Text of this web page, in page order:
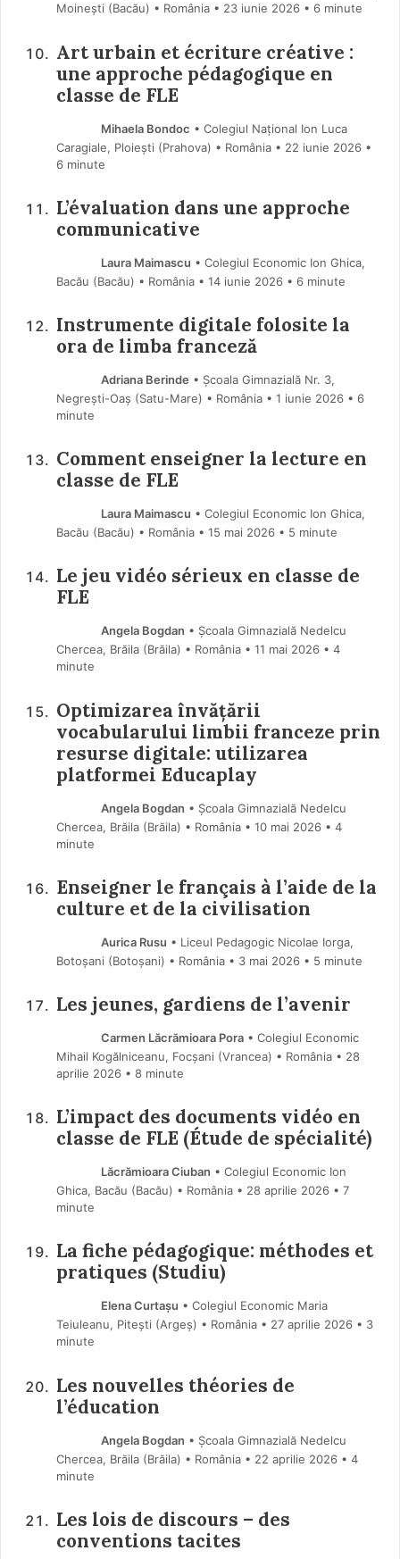
Moinești (Bacău) • România
23 iunie 2026 • 6 minute
Art urbain et écriture créative :
une approche pédagogique en
classe de FLE
Mihaela Bondoc • Colegiul Național Ion Luca
Caragiale, Ploiești (Prahova) • România
22 iunie 2026 •
6 minute
L’évaluation dans une approche
communicative
Laura Maimascu • Colegiul Economic Ion Ghica,
Bacău (Bacău) • România
14 iunie 2026 • 6 minute
Instrumente digitale folosite la
ora de limba franceză
Adriana Berinde • Școala Gimnazială Nr. 3,
Negrești-Oaș (Satu-Mare) • România
1 iunie 2026 • 6
minute
Comment enseigner la lecture en
classe de FLE
Laura Maimascu • Colegiul Economic Ion Ghica,
Bacău (Bacău) • România
15 mai 2026 • 5 minute
Le jeu vidéo sérieux en classe de
FLE
Angela Bogdan • Școala Gimnazială Nedelcu
Chercea, Brăila (Brăila) • România
11 mai 2026 • 4
minute
Optimizarea învățării
vocabularului limbii franceze prin
resurse digitale: utilizarea
platformei Educaplay
Angela Bogdan • Școala Gimnazială Nedelcu
Chercea, Brăila (Brăila) • România
10 mai 2026 • 4
minute
Enseigner le français à l’aide de la
culture et de la civilisation
Aurica Rusu • Liceul Pedagogic Nicolae Iorga,
Botoșani (Botoşani) • România
3 mai 2026 • 5 minute
Les jeunes, gardiens de l’avenir
Carmen Lăcrămioara Pora• Colegiul Economic
Mihail Kogălniceanu, Focșani (Vrancea) • România
28
aprilie 2026 • 8 minute
L’impact des documents vidéo en
classe de FLE (Étude de spécialité)
Lăcrămioara Ciuban • Colegiul Economic Ion
Ghica, Bacău (Bacău) • România
28 aprilie 2026 • 7
minute
La fiche pédagogique: méthodes et
pratiques (Studiu)
Elena Curtașu • Colegiul Economic Maria
Teiuleanu, Pitești (Argeş) • România
27 aprilie 2026 • 3
minute
Les nouvelles théories de
l’éducation
Angela Bogdan • Școala Gimnazială Nedelcu
Chercea, Brăila (Brăila) • România
22 aprilie 2026 • 4
minute
Les lois de discours – des
conventions tacites